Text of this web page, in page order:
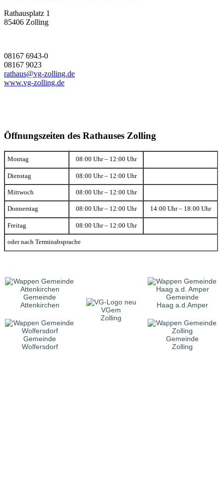
Rathausplatz 1
85406 Zolling
08167 6943-0
08167 9023
rathaus@vg-zolling.de
www.vg-zolling.de
Öffnungszeiten des Rathauses Zolling
Montag 08:00 Uhr – 12:00 Uhr
Dienstag 08:00 Uhr – 12:00 Uhr
Mittwoch 08:00 Uhr – 12:00 Uhr
Donnerstag 08:00 Uhr – 12:00 Uhr 14:00 Uhr – 18:00 Uhr
Freitag 08:00 Uhr – 12:00 Uhr
oder nach Terminabsprache
Gemeinde
Attenkirchen
VGem
Zolling
Gemeinde
Haag a.d.Amper
Gemeinde
Wolfersdorf
Gemeinde
Zolling